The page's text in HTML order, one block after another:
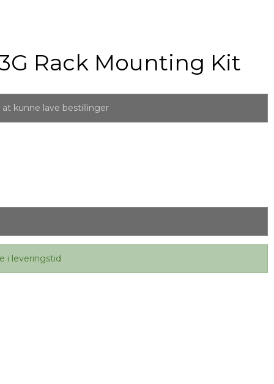
Rack Mounting Kit
kunne lave bestillinger
i leveringstid